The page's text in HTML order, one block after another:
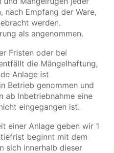
nach Empfang der Ware,
werden.
als angenommen.
Fristen oder bei
die Mängelhaftung,
Anlage ist
Betrieb genommen und
ab Inbetriebnahme eine
eingegangen ist.
einer Anlage geben wir 1
beginnt mit dem
sich innerhalb dieser